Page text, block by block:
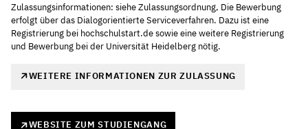
Zulassungsinformationen: siehe Zulassungsordnung, Die Bewerbung
erfolgt über das Dialogorientierte Serviceverfahren. Dazu ist eine
Registrierung bei hochschulstart.de sowie eine weitere Registrierung
und Bewerbung bei der Universität Heidelberg nötig.
WEITERE INFORMATIONEN ZUR ZULASSUNG
WEBSITE ZUM STUDIENGANG